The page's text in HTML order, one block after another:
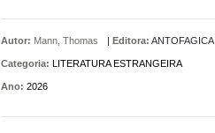
Autor: Mann, Thomas | Editora: ANTOFAGICA
Categoria: LITERATURA ESTRANGEIRA
Ano: 2026